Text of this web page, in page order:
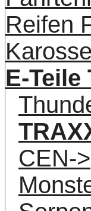
Reifen
E-Teile
CEN->